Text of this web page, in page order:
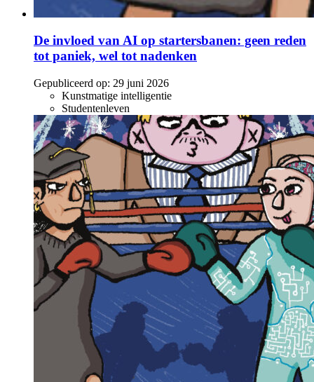
De invloed van AI op startersbanen: geen reden
tot paniek, wel tot nadenken
Gepubliceerd op: 29 juni 2026
Kunstmatige intelligentie
Studentenleven